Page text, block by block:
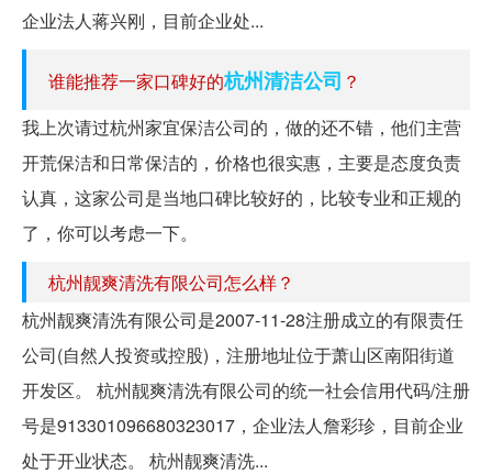
企业法人蒋兴刚，目前企业处...
谁能推荐一家口碑好的杭州清洁公司 ？
我上次请过杭州家宜保洁公司的，做的还不错，他们主营
开荒保洁和日常保洁的，价格也很实惠，主要是态度负责
认真，这家公司是当地口碑比较好的，比较专业和正规的
了，你可以考虑一下。
杭州靓爽清洗有限公司怎么样？
杭州靓爽清洗有限公司是2007-11-28注册成立的有限责任
公司(自然人投资或控股)，注册地址位于萧山区南阳街道
开发区。 杭州靓爽清洗有限公司的统一社会信用代码/注册
号是913301096680323017，企业法人詹彩珍，目前企业
处于开业状态。 杭州靓爽清洗...